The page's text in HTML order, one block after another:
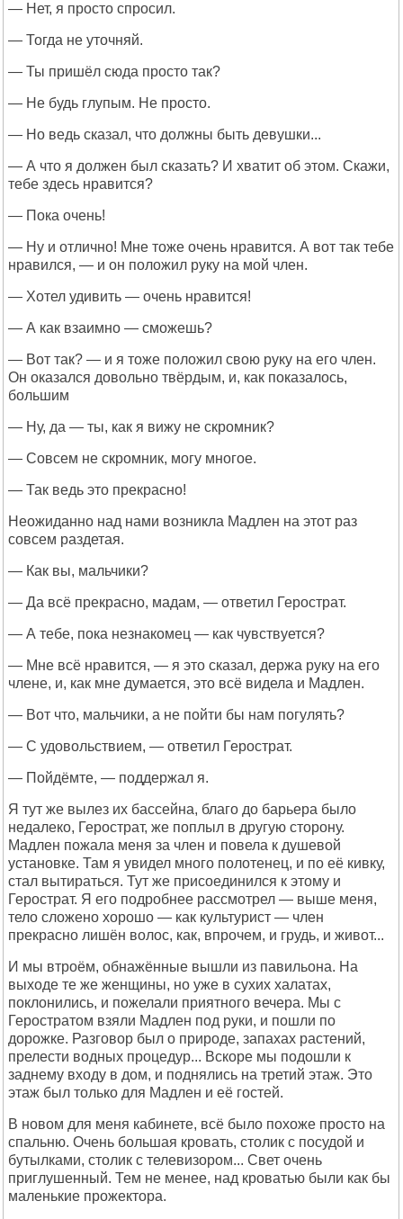
— Нет, я просто спросил.
— Тогда не уточняй.
— Ты пришёл сюда просто так?
— Не будь глупым. Не просто.
— Но ведь сказал, что должны быть девушки...
— А что я должен был сказать? И хватит об этом. Скажи,
тебе здесь нравится?
— Пока очень!
— Ну и отлично! Мне тоже очень нравится. А вот так тебе
нравился, — и он положил руку на мой член.
— Хотел удивить — очень нравится!
— А как взаимно — сможешь?
— Вот так? — и я тоже положил свою руку на его член.
Он оказался довольно твёрдым, и, как показалось,
большим
— Ну, да — ты, как я вижу не скромник?
— Совсем не скромник, могу многое.
— Так ведь это прекрасно!
Неожиданно над нами возникла Мадлен на этот раз
совсем раздетая.
— Как вы, мальчики?
— Да всё прекрасно, мадам, — ответил Герострат.
— А тебе, пока незнакомец — как чувствуется?
— Мне всё нравится, — я это сказал, держа руку на его
члене, и, как мне думается, это всё видела и Мадлен.
— Вот что, мальчики, а не пойти бы нам погулять?
— С удовольствием, — ответил Герострат.
— Пойдёмте, — поддержал я.
Я тут же вылез их бассейна, благо до барьера было
недалеко, Герострат, же поплыл в другую сторону.
Мадлен пожала меня за член и повела к душевой
установке. Там я увидел много полотенец, и по её кивку,
стал вытираться. Тут же присоединился к этому и
Герострат. Я его подробнее рассмотрел — выше меня,
тело сложено хорошо — как культурист — член
прекрасно лишён волос, как, впрочем, и грудь, и живот...
И мы втроём, обнажённые вышли из павильона. На
выходе те же женщины, но уже в сухих халатах,
поклонились, и пожелали приятного вечера. Мы с
Геростратом взяли Мадлен под руки, и пошли по
дорожке. Разговор был о природе, запахах растений,
прелести водных процедур... Вскоре мы подошли к
заднему входу в дом, и поднялись на третий этаж. Это
этаж был только для Мадлен и её гостей.
В новом для меня кабинете, всё было похоже просто на
спальню. Очень большая кровать, столик с посудой и
бутылками, столик с телевизором... Свет очень
приглушенный. Тем не менее, над кроватью были как бы
маленькие прожектора.